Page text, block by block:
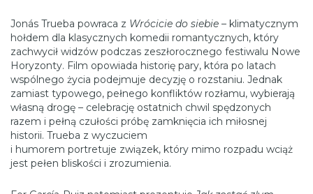
Jonás Trueba powraca z Wrócicie do siebie – klimatycznym
hołdem dla klasycznych komedii romantycznych, który
zachwycił widzów podczas zeszłorocznego festiwalu Nowe
Horyzonty. Film opowiada historię pary, która po latach
wspólnego życia podejmuje decyzję o rozstaniu. Jednak
zamiast typowego, pełnego konfliktów rozłamu, wybierają
własną drogę – celebrację ostatnich chwil spędzonych
razem i pełną czułości próbę zamknięcia ich miłosnej
historii. Trueba z wyczuciem
i humorem portretuje związek, który mimo rozpadu wciąż
jest pełen bliskości i zrozumienia.